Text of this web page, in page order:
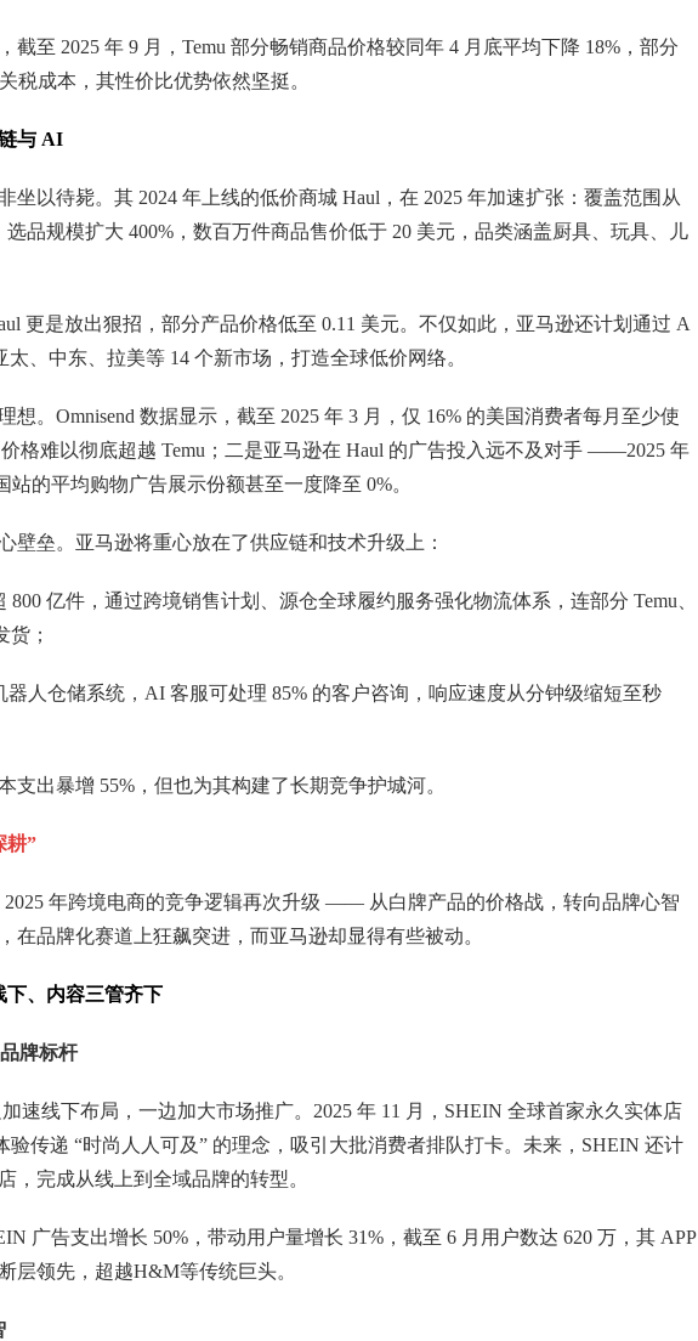
至 2025 年 9 月，Temu 部分畅销商品价格较同年 4 月底平均下降 18%，部分
税成本，其性价比优势依然坚挺。
与 AI
坐以待毙。其 2024 年上线的低价商城 Haul，在 2025 年加速扩张：覆盖范围从
品规模扩大 400%，数百万件商品售价低于 20 美元，品类涵盖厨具、玩具、儿
更是放出狠招，部分产品价格低至 0.11 美元。不仅如此，亚马逊还计划通过 A
太、中东、拉美等 14 个新市场，打造全球低价网络。
。Omnisend 数据显示，截至 2025 年 3 月，仅 16% 的美国消费者每月至少使
格难以彻底超越 Temu；二是亚马逊在 Haul 的广告投入远不及对手 ——2025 年
的平均购物广告展示份额甚至一度降至 0%。
壁垒。亚马逊将重心放在了供应链和技术升级上：
亿件，通过跨境销售计划、源仓全球履约服务强化物流体系，连部分 Temu、
；
人仓储系统，AI 客服可处理 85% 的客户咨询，响应速度从分钟级缩短至秒
支出暴增 55%，但也为其构建了长期竞争护城河。
耕”
2025 年跨境电商的竞争逻辑再次升级 —— 从白牌产品的价格战，转向品牌心智
在品牌化赛道上狂飙突进，而亚马逊却显得有些被动。
下、内容三管齐下
牌标杆
速线下布局，一边加大市场推广。2025 年 11 月，SHEIN 全球首家永久实体店
传递 “时尚人人可及” 的理念，吸引大批消费者排队打卡。未来，SHEIN 还计
，完成从线上到全域品牌的转型。
广告支出增长 50%，带动用户量增长 31%，截至 6 月用户数达 620 万，其 APP
层领先，超越H&M等传统巨头。